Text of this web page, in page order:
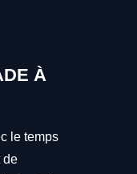
À
le temps
de